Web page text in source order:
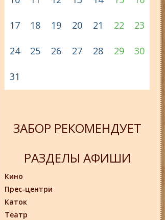
17 18 19 20 21 22 23
24 25 26 27 28 29 30
31
ЗАБОР РЕКОМЕНДУЕТ
РАЗДЕЛЫ АФИШИ
Кино
Прес-центри
Каток
Театр